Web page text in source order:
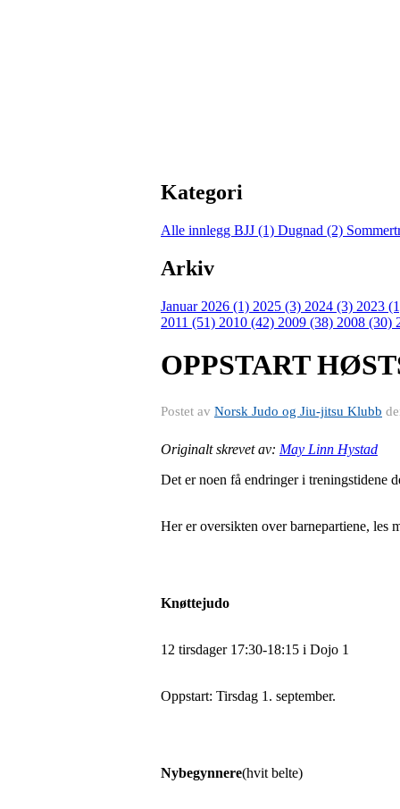
Kategori
Alle innlegg BJJ (1) Dugnad (2)
Arkiv
Januar 2026 (1) 2025 (3) 2024 (3) 2023
2011 (51) 2010 (42) 2009 (38) 2008 (30)
OPPSTART
Postet av Norsk Judo og Jiu-jitsu Klubb
Originalt skrevet av: May Linn Hystad
Det er noen få endringer i treningstidene
Her er oversikten over barnepartiene, les
Knøttejudo
12 tirsdager 17:30-18:15 i Dojo 1
Oppstart: Tirsdag 1. september.
Nybegynnere(hvit belte)